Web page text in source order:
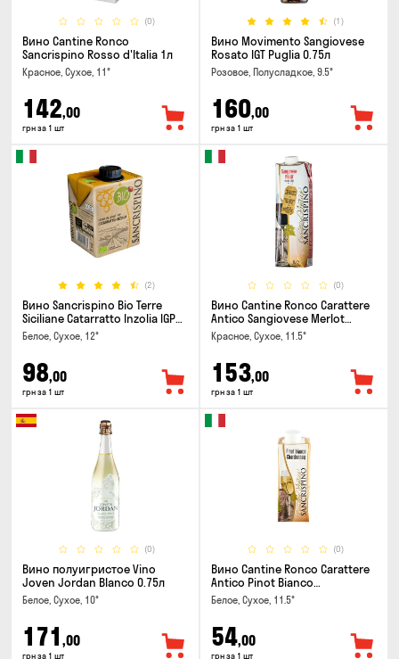
(0)
Вино Cantine Ronco
Sancrispino Rosso d'Italia 1л
Красное, Сухое, 11°
142,00
грн за 1 шт
(1)
Вино Movimento Sangiovese
Rosato IGT Puglia 0.75л
Розовое, Полусладкое, 9.5°
160,00
грн за 1 шт
(2)
Вино Sancrispino Bio Terre
Siciliane Catarratto Inzolia IGP
0.5л
Белое, Сухое, 12°
98,00
грн за 1 шт
(0)
Вино Cantine Ronco Carattere
Antico Sangiovese Merlot
Rubicone IGT 1л
Красное, Сухое, 11.5°
153,00
грн за 1 шт
(0)
Вино полуигристое Vino
Joven Jordan Blanco 0.75л
Белое, Сухое, 10°
171 ,00
грн за 1 шт
(0)
Вино Cantine Ronco Carattere
Antico Pinot Bianco
Chardonnay Rubicone IGT 0.25л
Белое, Сухое, 11.5°
54,00
грн за 1 шт